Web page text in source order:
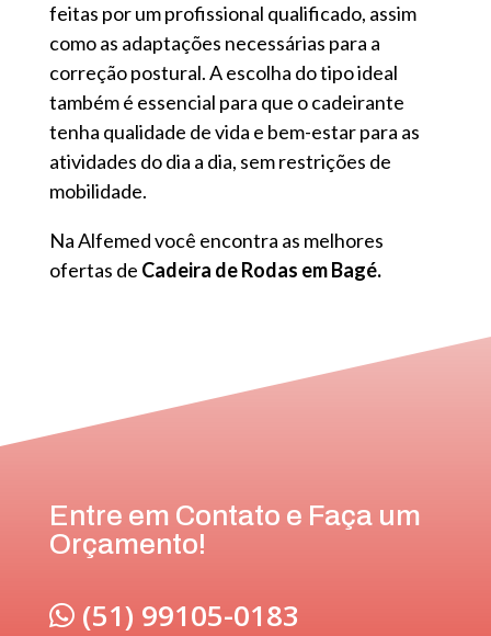
feitas por um profissional qualificado, assim
como as adaptações necessárias para a
correção postural. A escolha do tipo ideal
também é essencial para que o cadeirante
tenha qualidade de vida e bem-estar para as
atividades do dia a dia, sem restrições de
mobilidade.
Na Alfemed você encontra as melhores
ofertas de Cadeira de Rodas em Bagé.
Entre em Contato e Faça um
Orçamento!
(51) 99105-0183